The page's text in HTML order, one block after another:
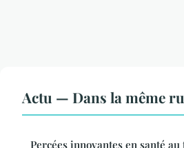
Actu — Dans la même
Percées innovantes en santé